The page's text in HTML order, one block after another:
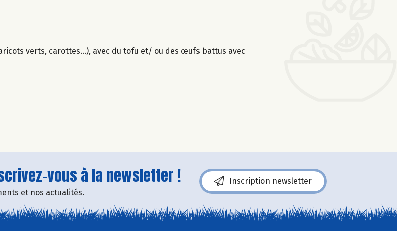
verts, carottes...), avec du tofu et/ ou des œufs battus avec
vous à la newsletter !
et nos actualités.
Inscription newsletter